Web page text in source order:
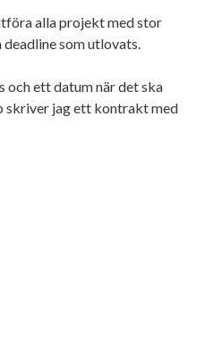
alla projekt med stor
som utlovats.
och ett datum när det ska
skriver jag ett kontrakt med